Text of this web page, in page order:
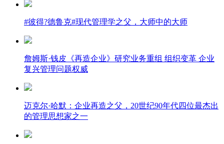
#彼得?德鲁克#现代管理学之父，大师中的大师
詹姆斯·钱皮《再造企业》研究业务重组 组织变革 企业
复兴管理问题权威
迈克尔·哈默：企业再造之父，20世纪90年代四位最杰出
的管理思想家之一